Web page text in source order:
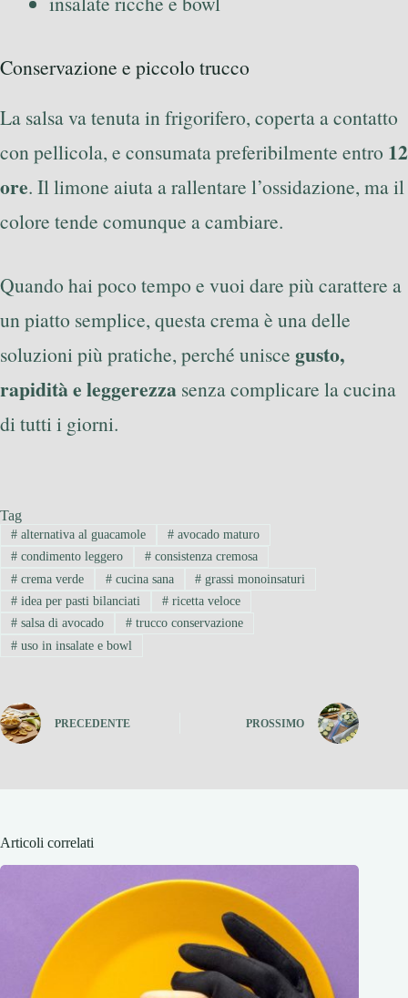
Conservazione e piccolo trucco
La salsa va tenuta in frigorifero, coperta a contatto
con pellicola, e consumata preferibilmente entro 12
ore. Il limone aiuta a rallentare l’ossidazione, ma il
colore tende comunque a cambiare.
Quando hai poco tempo e vuoi dare più carattere a
un piatto semplice, questa crema è una delle
soluzioni più pratiche, perché unisce gusto,
rapidità e leggerezza senza complicare la cucina
di tutti i giorni.
Tag
#alternativa al guacamole #avocado maturo
#condimento leggero #consistenza cremosa
#crema verde #cucina sana # grassi monoinsaturi
#idea per pasti bilanciati #ricetta veloce
#salsa di avocado #trucco conservazione
#uso in insalate e bowl
PRECEDENTE PROSSIMO
Articoli correlati